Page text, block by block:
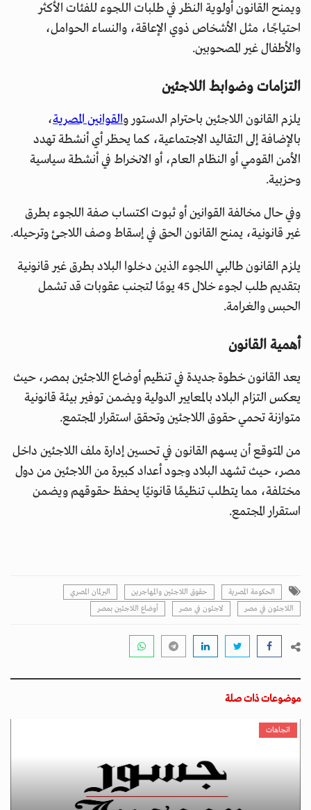
ويمنح القانون أولوية النظر في طلبات اللجوء للفئات الأكثر
احتياجًا، مثل الأشخاص ذوي الإعاقة، والنساء الحوامل،
والأطفال غير المصحوبين.
التزامات وضوابط اللاجئين
يلزم القانون اللاجئين باحترام الدستور والقوانين المصرية،
بالإضافة إلى التقاليد الاجتماعية، كما يحظر أي أنشطة تهدد
الأمن القومي أو النظام العام، أو الانخراط في أنشطة سياسية
وحزبية.
وفي حال مخالفة القوانين أو ثبوت اكتساب صفة اللجوء بطرق
غير قانونية، يمنح القانون الحق في إسقاط وصف اللاجئ وترحيله.
يلزم القانون طالبي اللجوء الذين دخلوا البلاد بطرق غير قانونية
بتقديم طلب لجوء خلال 45 يومًا لتجنب عقوبات قد تشمل
الحبس والغرامة.
أهمية القانون
يعد القانون خطوة جديدة في تنظيم أوضاع اللاجئين بمصر، حيث
يعكس التزام البلاد بالمعايير الدولية ويضمن توفير بيئة قانونية
متوازنة تحمي حقوق اللاجئين وتحقق استقرار المجتمع.
من المتوقع أن يسهم القانون في تحسين إدارة ملف اللاجئين داخل
مصر، حيث تشهد البلاد وجود أعداد كبيرة من اللاجئين من دول
مختلفة، مما يتطلب تنظيمًا قانونيًا يحفظ حقوقهم ويضمن
استقرار المجتمع.
الحكومة المصرية حقوق اللاجئين والمهاجرين
البرلمان المصري
اللاجئون في مصر
لاجئون في مصر أوضاع اللاجئين بمصر
موضوعات ذات صلة
اتجاهات